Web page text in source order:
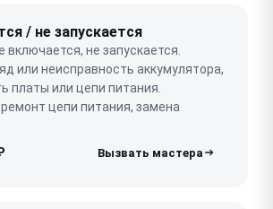
/ не запускается
включается, не запускается.
или неисправность аккумулятора,
платы или цепи питания.
цепи питания, замена